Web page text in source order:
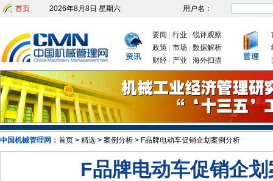
首页 2026年8月8日 星期六 用户名：
要闻 行业
锐评观察
政策
市场
数据解析
财经
产业 海外扫描
中国机械管理网： 首页 > 精选 > 案例分析 > F品牌电动车促销企划案例分析
发改委：九大举措有序推动企业复工复产 新年首次国
F品牌电动车促销企